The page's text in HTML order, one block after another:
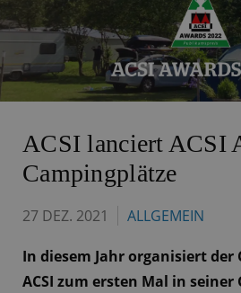
HOME FÜR CAMPER
FÜR CAMPINGPLÄTZE
ACSI WEBSHOP
ACSI lanciert ACSI
Campingplätze
27 DEZ. 2021 ALLGEMEIN
In diesem Jahr organisiert der
ACSI zum ersten Mal in seiner